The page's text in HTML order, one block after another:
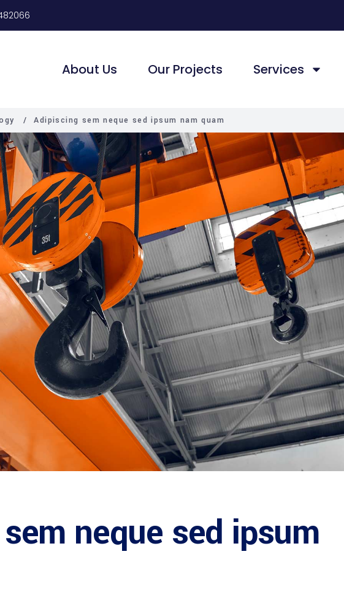
About Us Our Projects Services
/Adipiscing sem neque sed ipsum nam quam
neque sed ipsum